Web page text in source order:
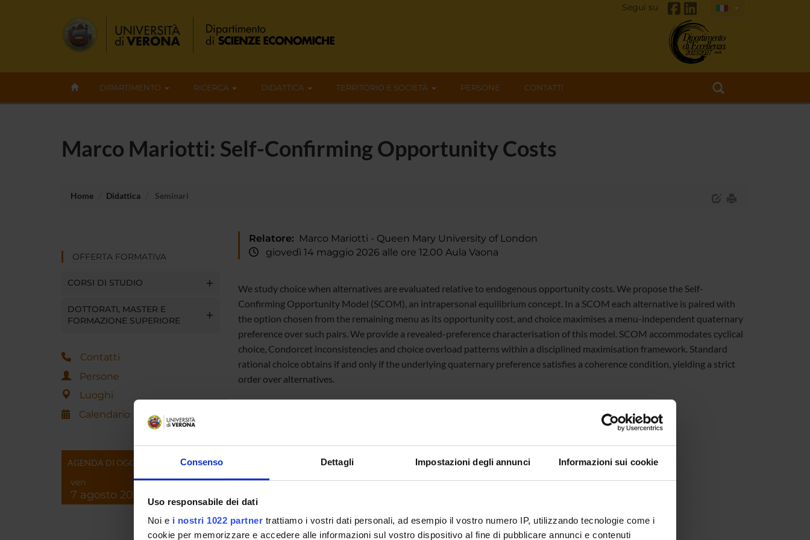
Consenso Dettagli Impostazioni degli annunci Informazioni sui cookie
Uso responsabile dei dati
Noi e i nostri 1022 partner trattiamo i vostri dati personali, ad esempio il vostro numero IP, utilizzando tecnologie come i
cookie per memorizzare e accedere alle informazioni sul vostro dispositivo al fine di pubblicare annunci e contenuti
Segui su
DIPARTIMENTO RICERCA DIDATTICA TERRITORIO E SOCIETÀ PERSONE CONTATTI
Marco Mariotti: Self-Confirming Opportunity Costs
Home Didattica Seminari
OFFERTA FORMATIVA
CORSI DI STUDIO
DOTTORATI, MASTER E
FORMAZIONE SUPERIORE
Contatti
Persone
Luoghi
Calendario
AGENDA DI OGGI
ven
7 agosto 2026
Relatore: Marco Mariotti - Queen Mary University of London
giovedì 14 maggio 2026 alle ore 12.00 Aula Vaona
We study choice when alternatives are evaluated relative to endogenous opportunity costs. We propose the Self-
Confirming Opportunity Model (SCOM), an intrapersonal equilibrium concept. In a SCOM each alternative is paired with
the option chosen from the remaining menu as its opportunity cost, and choice maximises a menu-independent quaternary
preference over such pairs. We provide a revealed-preference characterisation of this model. SCOM accommodates cyclical
choice, Condorcet inconsistencies and choice overload patterns within a disciplined maximisation framework. Standard
rational choice obtains if and only if the underlying quaternary preference satisfies a coherence condition, yielding a strict
order over alternatives.
Roberto Ricciuti
Referente esterno
Data pubblicazione